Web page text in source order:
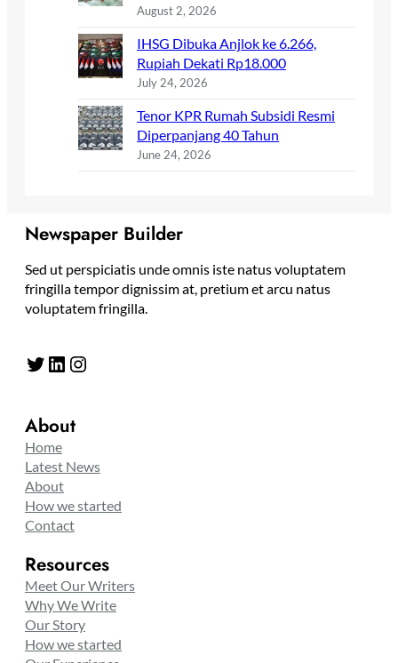
August 2, 2026
IHSG Dibuka Anjlok ke 6.266,
Rupiah Dekati Rp18.000
July 24, 2026
Tenor KPR Rumah Subsidi Resmi
Diperpanjang 40 Tahun
June 24, 2026
Newspaper Builder
Sed ut perspiciatis unde omnis iste natus voluptatem
fringilla tempor dignissim at, pretium et arcu natus
voluptatem fringilla.
Twitter LinkedIn Instagram
About
Home
Latest News
About
How we started
Contact
Resources
Meet Our Writers
Why We Write
Our Story
How we started